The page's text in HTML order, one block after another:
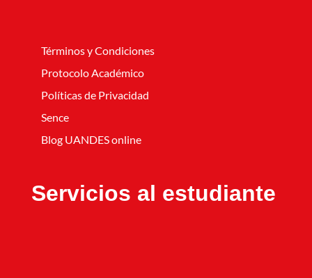
Términos y Condiciones
Protocolo Académico
Políticas de Privacidad
Sence
Blog UANDES online
Servicios al estudiante